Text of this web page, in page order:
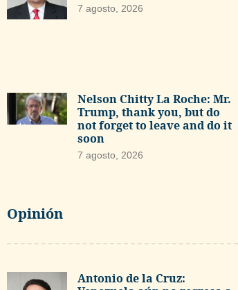
7 agosto, 2026
Nelson Chitty La Roche: Mr.
Trump, thank you, but do
not forget to leave and do it
soon
7 agosto, 2026
Opinión
Antonio de la Cruz: